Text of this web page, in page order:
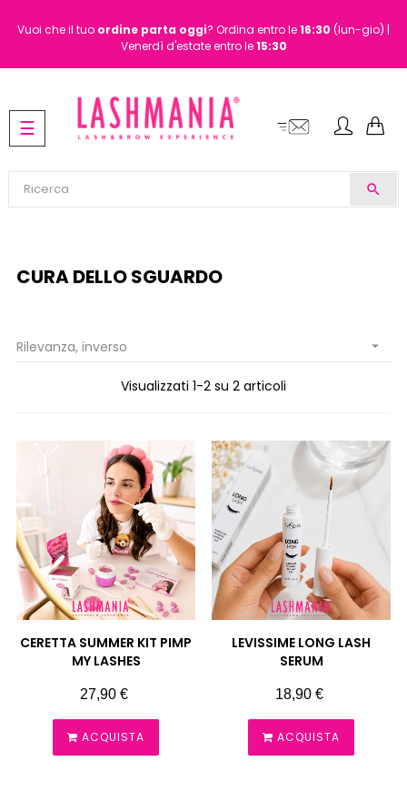
Vuoi che il tuo ordine parta oggi? Ordina entro le16:30 (lun-gio) |
Venerdì d'estate entro le15:30
search
navigazione
Toggle
☰
CURA DELLO SGUARDO
Rilevanza, inverso 
Visualizzati 1-2 su 2 articoli
CERETTA SUMMER KIT PIMP
MY LASHES
Prezzo
27,90 €
ACQUISTA
LEVISSIME LONG LASH
SERUM
Prezzo
18,90 €
ACQUISTA